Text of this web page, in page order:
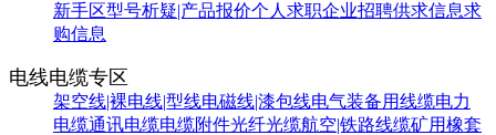
新手区型号析疑|产品报价个人求职企业招聘供求信息求
购信息
电线电缆专区
架空线|裸电线|型线电磁线|漆包线电气装备用线缆电力
电缆通讯电缆电缆附件光纤光缆航空|铁路线缆矿用橡套